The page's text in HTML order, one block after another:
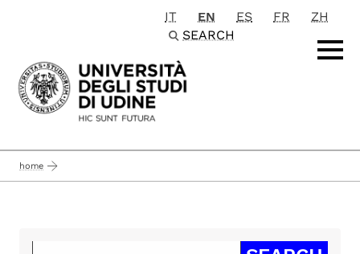
Passa al contenuto principale
IT EN ES FR
ZH
SEARCH
home